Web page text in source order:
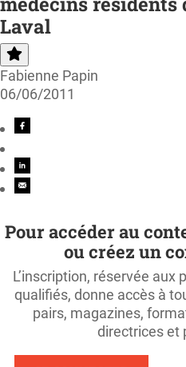
Laval
Fabienne Papin
06/06/2011
Pour accéder au
ou créez un
L’inscription, réservée aux
qualifiés, donne accès à
pairs, magazines,
directrices et